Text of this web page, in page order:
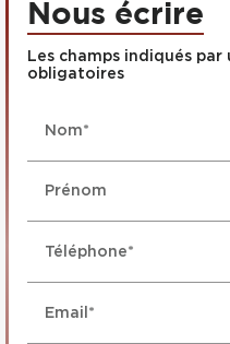
Nous écrire
Les champs indiqués
obligatoires
Nom*
Prénom
Téléphone*
Email*